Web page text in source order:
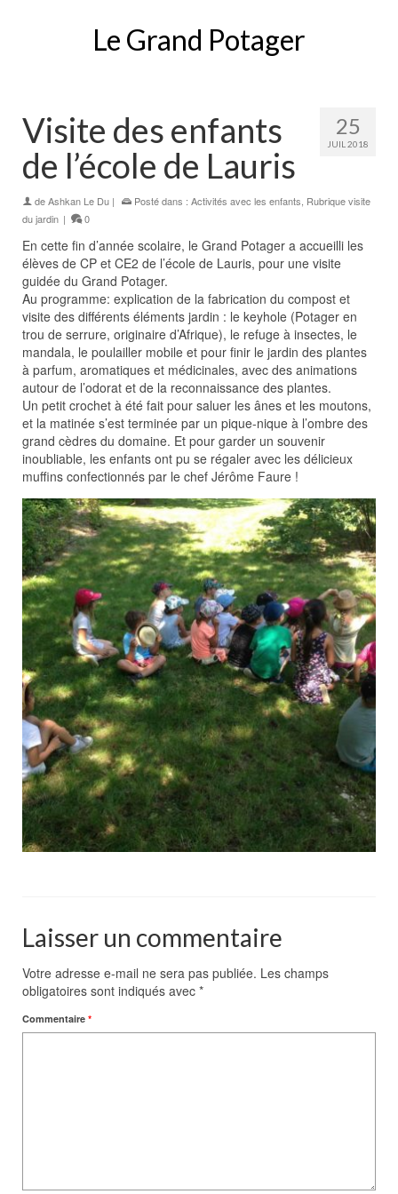
Le Grand Potager
25
JUIL 2018
Visite des enfants
de l’école de Lauris
deAshkan Le Du | Posté dans : Activités avec les enfants Rubrique visite
du jardin | 0
En cette fin d’année scolaire, le Grand Potager a accueilli les
élèves de CP et CE2 de l’école de Lauris, pour une visite
guidée du Grand Potager.
Au programme: explication de la fabrication du compost et
visite des différents éléments jardin : le keyhole (Potager en
trou de serrure, originaire d’Afrique), le refuge à insectes, le
mandala, le poulailler mobile et pour finir le jardin des plantes
à parfum, aromatiques et médicinales, avec des animations
autour de l’odorat et de la reconnaissance des plantes.
Un petit crochet à été fait pour saluer les ânes et les moutons,
et la matinée s’est terminée par un pique-nique à l’ombre des
grand cèdres du domaine. Et pour garder un souvenir
inoubliable, les enfants ont pu se régaler avec les délicieux
muffins confectionnés par le chef Jérôme Faure !
Laisser un commentaire
Votre adresse e-mail ne sera pas publiée. Les champs
obligatoires sont indiqués avec *
Commentaire *